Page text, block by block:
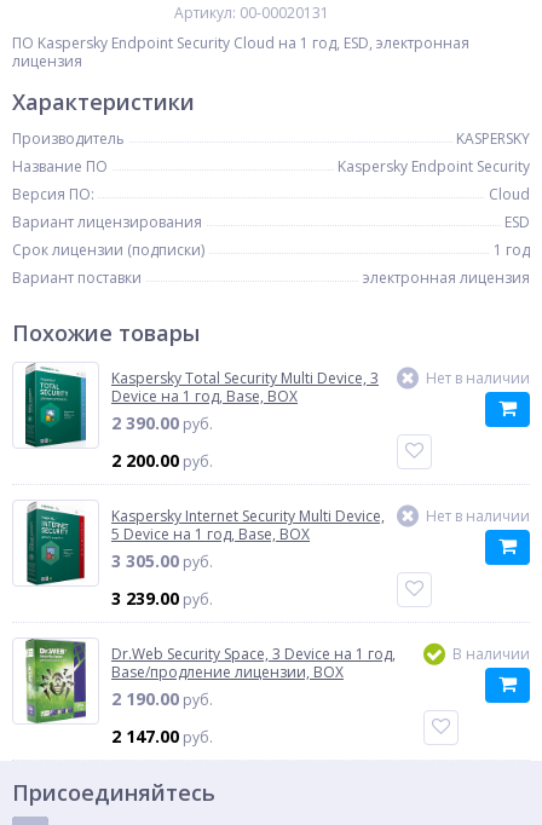
Артикул: 00-00020131
ПО Kaspersky Endpoint Security Cloud на 1 год, ESD, электронная
лицензия
Характеристики
Производитель
KASPERSKY
Название ПО
Kaspersky Endpoint Security
Версия ПО:
Cloud
Вариант лицензирования
ESD
Срок лицензии (подписки)
1 год
Вариант поставки
электронная лицензия
Похожие товары
Kaspersky Total Security Multi Device, 3
Device на 1 год, Base, BOX
2 390.00 руб.
2 200.00 руб.
Нет в наличии
Kaspersky Internet Security Multi Device,
5 Device на 1 год, Base, BOX
3 305.00 руб.
3 239.00 руб.
Нет в наличии
Dr.Web Security Space, 3 Device на 1 год,
Base/продление лицензии, BOX
2 190.00 руб.
2 147.00 руб.
В наличии
Присоединяйтесь